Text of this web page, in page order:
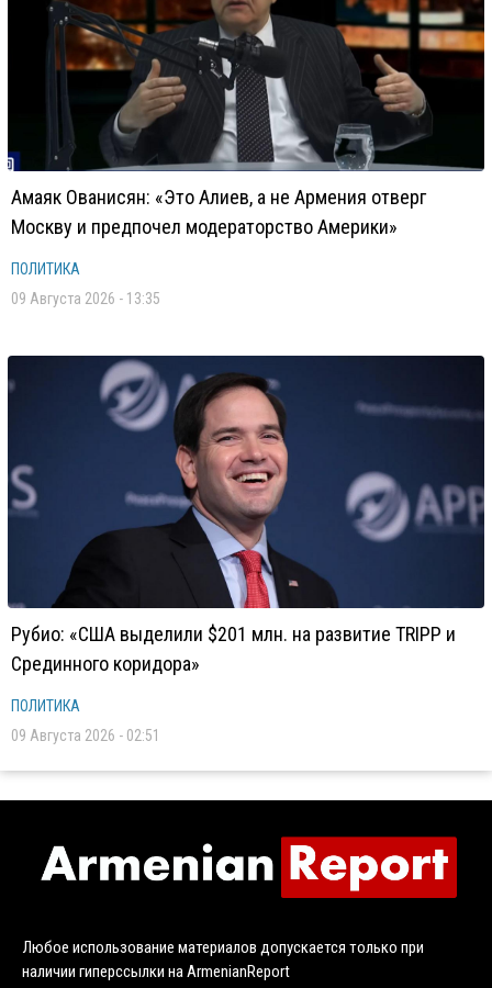
Амаяк Ованисян: «Это Алиев, а не Армения отверг
Москву и предпочел модераторство Америки»
ПОЛИТИКА
09 Августа 2026 - 13:35
Рубио: «США выделили $201 млн. на развитие TRIPP и
Срединного коридора»
ПОЛИТИКА
09 Августа 2026 - 02:51
Любое использование материалов допускается только при
наличии гиперссылки на ArmenianReport